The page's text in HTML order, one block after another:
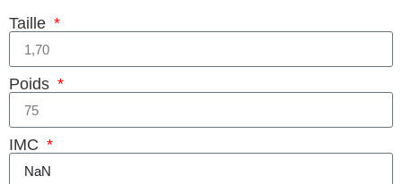
Taille
Poids
IMC